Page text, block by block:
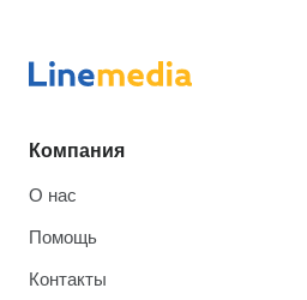
Компания
О нас
Помощь
Контакты